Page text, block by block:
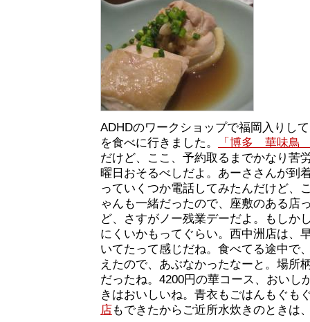
ADHDのワークショップで福岡入りし
を食べに行きました。
「博多 華味鳥
だけど、ここ、予約取るまでかなり
曜日おそるべしだよ。あーささんが到
っていくつか電話してみたんだけど、
ゃんも一緒だったので、座敷のある店
ど、さすがノー残業デーだよ。もしか
にくいかもってぐらい。西中洲店は、
いてたって感じだね。食べてる途中で
えたので、あぶなかったなーと。場所
だったね。4200円の華コース、おいし
きはおいしいね。青衣もごはんもぐも
店 もできたからご近所水炊きのときは